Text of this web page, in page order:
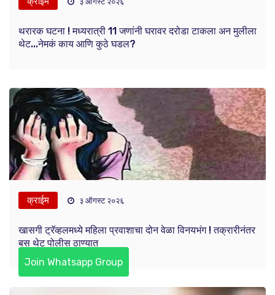
थरारक घटना ! मध्यरात्री 11 जणांनी घरावर दरोडा टाकला अन मुलीला
थेट...नेमकं काय आणि कुठे घडल?
क्राईम ३ ऑगस्ट २०२६
खासगी ट्रॅव्हलमध्ये महिला प्रवाशाचा दोन वेळा विनयभंग ! तक्रारीनंतर
बस थेट पोलीस ठाण्यात
Join Whatsapp Group